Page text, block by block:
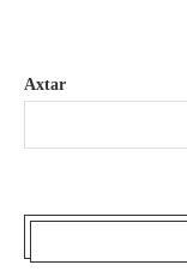
Axtar